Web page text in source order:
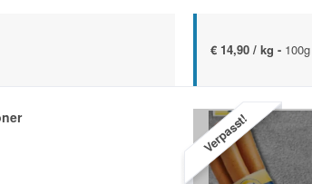
€ 14,90 / kg - 100g
Verpasst!